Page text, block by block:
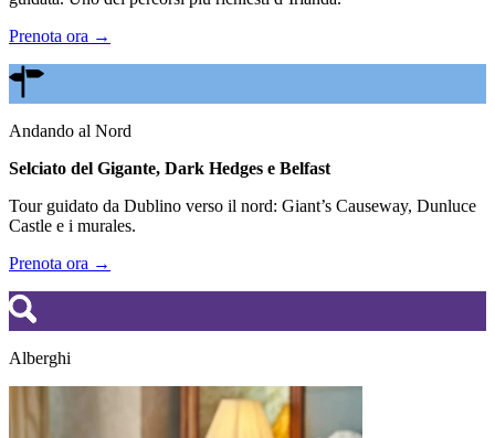
Prenota ora →
Andando al Nord
Selciato del Gigante, Dark Hedges e Belfast
Tour guidato da Dublino verso il nord: Giant’s Causeway, Dunluce
Castle e i murales.
Prenota ora →
Alberghi